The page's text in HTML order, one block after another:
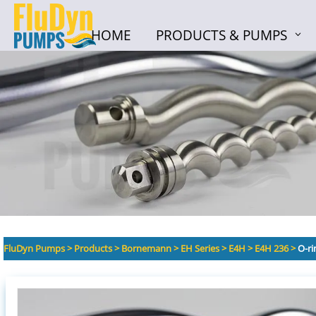
HOME PRODUCTS & PUMPS
HOME PRODUCTS & PUMPS
FluDyn Pumps>Products>Bornemann>EH Series>E4H >E4H 236>O-